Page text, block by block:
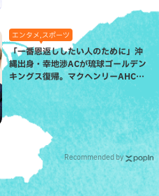
エンタメ,スポーツ
「一番恩返ししたい人のために」沖
縄出身・幸地渉ACが琉球ゴールデン
キングス復帰。マクヘンリーAHCに
信頼を寄せる理由
Recommended by